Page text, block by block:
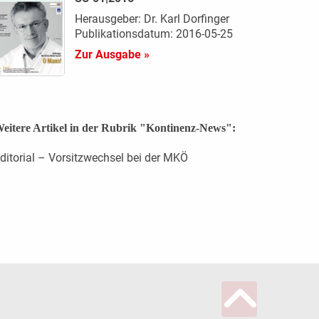
Herausgeber: Dr. Karl Dorfinger
Publikationsdatum: 2016-05-25
Zur Ausgabe »
Artikel in der Rubrik "Kontinenz-News":
– Vorsitzwechsel bei der MKÖ